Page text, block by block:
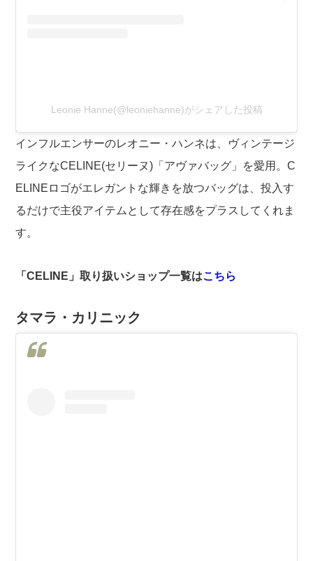
Leonie Hanne(@leoniehanne)がシェアした投稿
インフルエンサーのレオニー・ハンネは、ヴィンテージ
ライクなCELINE(セリーヌ)「アヴァバッグ」を愛用。C
ELINEロゴがエレガントな輝きを放つバッグは、投入す
るだけで主役アイテムとして存在感をプラスしてくれま
す。
「CELINE」取り扱いショップ一覧はこちら
タマラ・カリニック